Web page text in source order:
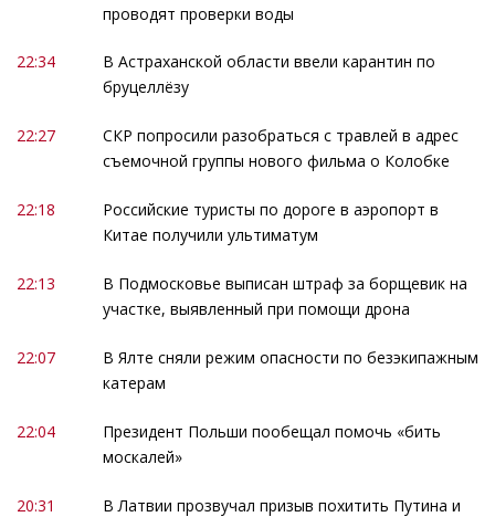
проводят проверки воды
22:34
В Астраханской области ввели карантин по
бруцеллёзу
22:27
СКР попросили разобраться с травлей в адрес
съемочной группы нового фильма о Колобке
22:18
Российские туристы по дороге в аэропорт в
Китае получили ультиматум
22:13
В Подмосковье выписан штраф за борщевик на
участке, выявленный при помощи дрона
22:07
В Ялте сняли режим опасности по безэкипажным
катерам
22:04
Президент Польши пообещал помочь «бить
москалей»
20:31
В Латвии прозвучал призыв похитить Путина и